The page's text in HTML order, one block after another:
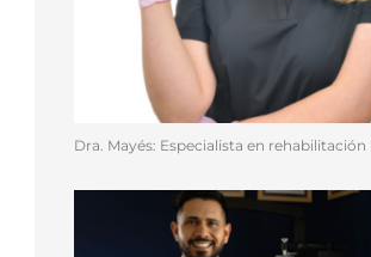
Dra. Mayés: Especialista en rehabilitación